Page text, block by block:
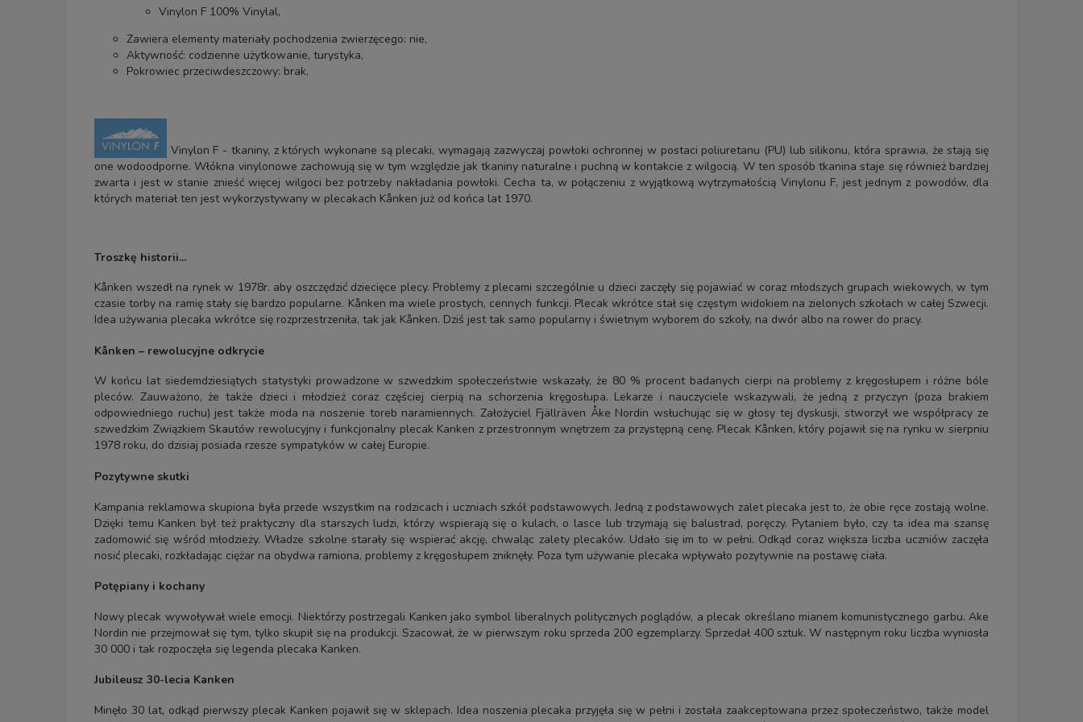
Vinylon F 100% Vinylal,
Zawiera elementy materiały pochodzenia zwierzęcego: nie,
Aktywność: codzienne użytkowanie, turystyka,
Pokrowiec przeciwdeszczowy: brak,
Vinylon F - tkaniny, z których wykonane są plecaki, wymagają zazwyczaj powłoki ochronnej w postaci poliuretanu (PU) lub silikonu, która sprawia, że stają się
one wodoodporne. Włókna vinylonowe zachowują się w tym względzie jak tkaniny naturalne i puchną w kontakcie z wilgocią. W ten sposób tkanina staje się również bardziej
zwarta i jest w stanie znieść więcej wilgoci bez potrzeby nakładania powłoki. Cecha ta, w połączeniu z wyjątkową wytrzymałością Vinylonu F, jest jednym z powodów, dla
których materiał ten jest wykorzystywany w plecakach Kånken już od końca lat 1970.
Troszkę historii...
Kånken wszedł na rynek w 1978r. aby oszczędzić dziecięce plecy. Problemy z plecami szczególnie u dzieci zaczęły się pojawiać w coraz młodszych grupach wiekowych, w tym
czasie torby na ramię stały się bardzo popularne. Kånken ma wiele prostych, cennych funkcji. Plecak wkrótce stał się częstym widokiem na zielonych szkołach w całej Szwecji.
Idea używania plecaka wkrótce się rozprzestrzeniła, tak jak Kånken. Dziś jest tak samo popularny i świetnym wyborem do szkoły, na dwór albo na rower do pracy.
Kånken – rewolucyjne odkrycie
W końcu lat siedemdziesiątych statystyki prowadzone w szwedzkim społeczeństwie wskazały, że 80 % procent badanych cierpi na problemy z kręgosłupem i różne bóle
pleców. Zauważono, że także dzieci i młodzież coraz częściej cierpią na schorzenia kręgosłupa. Lekarze i nauczyciele wskazywali, że jedną z przyczyn (poza brakiem
odpowiedniego ruchu) jest także moda na noszenie toreb naramiennych. Założyciel Fjällräven Åke Nordin wsłuchując się w głosy tej dyskusji, stworzył we współpracy ze
szwedzkim Związkiem Skautów rewolucyjny i funkcjonalny plecak Kanken z przestronnym wnętrzem za przystępną cenę. Plecak Kånken, który pojawił się na rynku w sierpniu
1978 roku, do dzisiaj posiada rzesze sympatyków w całej Europie.
Pozytywne skutki
Kampania reklamowa skupiona była przede wszystkim na rodzicach i uczniach szkół podstawowych. Jedną z podstawowych zalet plecaka jest to, że obie ręce zostają wolne.
Dzięki temu Kanken był też praktyczny dla starszych ludzi, którzy wspierają się o kulach, o lasce lub trzymają się balustrad, poręczy. Pytaniem było, czy ta idea ma szansę
zadomowić się wśród młodzieży. Władze szkolne starały się wspierać akcję, chwaląc zalety plecaków. Udało się im to w pełni. Odkąd coraz większa liczba uczniów zaczęła
nosić plecaki, rozkładając ciężar na obydwa ramiona, problemy z kręgosłupem zniknęły. Poza tym używanie plecaka wpływało pozytywnie na postawę ciała.
Potępiany i kochany
Nowy plecak wywoływał wiele emocji. Niektórzy postrzegali Kanken jako symbol liberalnych politycznych poglądów, a plecak określano mianem komunistycznego garbu. Ake
Nordin nie przejmował się tym, tylko skupił się na produkcji. Szacował, że w pierwszym roku sprzeda 200 egzemplarzy. Sprzedał 400 sztuk. W następnym roku liczba wyniosła
30 000 i tak rozpoczęła się legenda plecaka Kanken.
Jubileusz 30-lecia Kanken
Minęło 30 lat, odkąd pierwszy plecak Kanken pojawił się w sklepach. Idea noszenia plecaka przyjęła się w pełni i została zaakceptowana przez społeczeństwo, także model